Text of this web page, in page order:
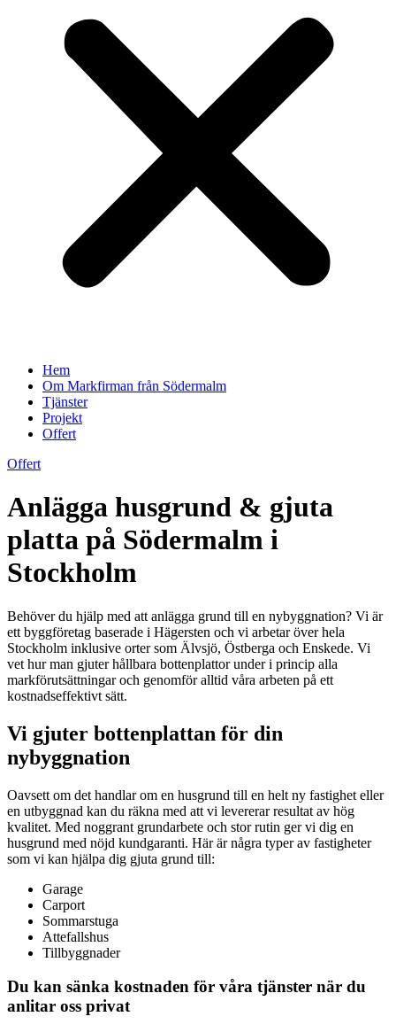
Hem
Om Markfirman från Södermalm
Tjänster
Projekt
Offert
Offert
Anlägga husgrund & gjuta
platta på Södermalm i
Stockholm
Behöver du hjälp med att anlägga grund till en nybyggnation? Vi är
ett byggföretag baserade i Hägersten och vi arbetar över hela
Stockholm inklusive orter som Älvsjö, Östberga och Enskede. Vi
vet hur man gjuter hållbara bottenplattor under i princip alla
markförutsättningar och genomför alltid våra arbeten på ett
kostnadseffektivt sätt.
Vi gjuter bottenplattan för din
nybyggnation
Oavsett om det handlar om en husgrund till en helt ny fastighet eller
en utbyggnad kan du räkna med att vi levererar resultat av hög
kvalitet. Med noggrant grundarbete och stor rutin ger vi dig en
husgrund med nöjd kundgaranti. Här är några typer av fastigheter
som vi kan hjälpa dig gjuta grund till:
Garage
Carport
Sommarstuga
Attefallshus
Tillbyggnader
Du kan sänka kostnaden för våra tjänster när du
anlitar oss privat